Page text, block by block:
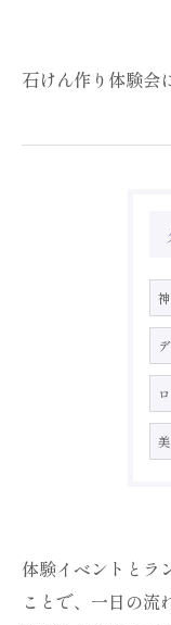
石けん作り体験会
体験イベントとラ
ことで、一日の流